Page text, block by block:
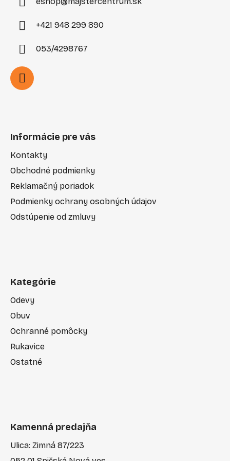
+421 948 299 890
053/4298767
Informácie pre vás
Kontakty
Obchodné podmienky
Reklamačný poriadok
Podmienky ochrany osobných údajov
Odstúpenie od zmluvy
Kategórie
Odevy
Obuv
Ochranné pomôcky
Rukavice
Ostatné
Kamenná predajňa
Ulica: Zimná 87/223